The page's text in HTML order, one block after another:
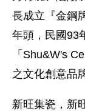
長成立『金鋼
年頭，民國93
「Shu&W's
之文化創意品
新旺集瓷，新